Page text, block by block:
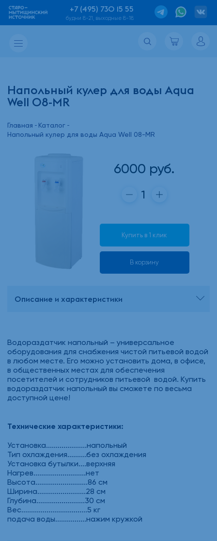
+7 (495) 730 15 55
будни 8-21, выходные 8-18
Напольный кулер для воды Aqua
Well 08-MR
Главная
Каталог
Напольный кулер для воды Aqua Well 08-MR
6000 руб.
Купить в 1 клик
В корзину
Описание и характеристики
Водораздатчик напольный – универсальное
оборудования для снабжения чистой питьевой водой
в любом месте. Его можно установить дома, в офисе,
в общественных местах для обеспечения
посетителей и сотрудников питьевой водой. Купить
водораздатчик напольный вы сможете по весьма
доступной цене!
Технические характеристики:
Установка.....................напольный
Тип охлаждения..........без охлаждения
Установка бутылки....верхняя
Нагрев...........................нет
Высота...........................86 см
Ширина.........................28 см
Глубина.........................30 см
Вес..................................5 кг
подача воды................нажим кружкой